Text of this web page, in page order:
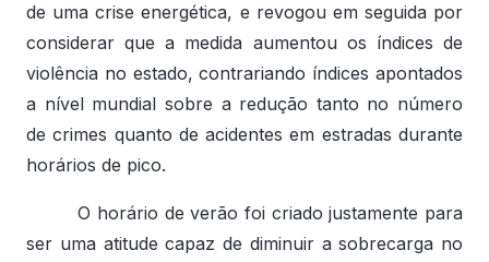
de uma crise energética, e revogou em seguida por
considerar que a medida aumentou os índices de
violência no estado, contrariando índices apontados
a nível mundial sobre a redução tanto no número
de crimes quanto de acidentes em estradas durante
horários de pico.
O horário de verão foi criado justamente para
ser uma atitude capaz de diminuir a sobrecarga no